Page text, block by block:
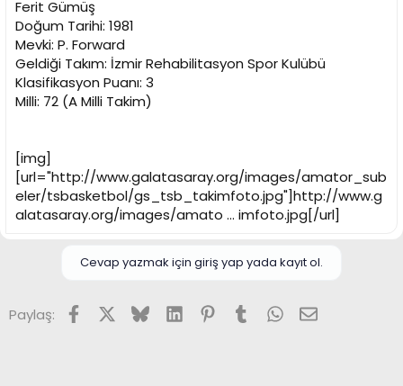
Ferit Gümüş
Doğum Tarihi: 1981
Mevki: P. Forward
Geldiği Takım: İzmir Rehabilitasyon Spor Kulübü
Klasifikasyon Puanı: 3
Milli: 72 (A Milli Takim)
[img]
[url="http://www.galatasaray.org/images/amator_sub
eler/tsbasketbol/gs_tsb_takimfoto.jpg"]http://www.g
alatasaray.org/images/amato ... imfoto.jpg[/url]
Cevap yazmak için giriş yap yada kayıt ol.
Paylaş: FacebookX (Twitter)
BlueskyLinkedInPinterest
TumblrWhatsApp
E-posta